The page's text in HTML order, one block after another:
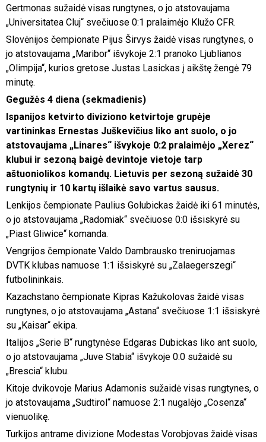
Gertmonas sužaidė visas rungtynes, o jo atstovaujama
„Universitatea Cluj“ svečiuose 0:1 pralaimėjo Klužo CFR.
Slovėnijos čempionate Pijus Širvys žaidė visas rungtynes, o
jo atstovaujama „Maribor“ išvykoje 2:1 pranoko Ljublianos
„Olimpija“, kurios gretose Justas Lasickas į aikštę žengė 79
minutę.
Gegužės 4 diena (sekmadienis)
Ispanijos ketvirto diviziono ketvirtoje grupėje
vartininkas Ernestas Juškevičius liko ant suolo, o jo
atstovaujama „Linares“ išvykoje 0:2 pralaimėjo „Xerez“
klubui ir sezoną baigė devintoje vietoje tarp
aštuoniolikos komandų. Lietuvis per sezoną sužaidė 30
rungtynių ir 10 kartų išlaikė savo vartus sausus.
Lenkijos čempionate Paulius Golubickas žaidė iki 61 minutės,
o jo atstovaujama „Radomiak“ svečiuose 0:0 išsiskyrė su
„Piast Gliwice“ komanda.
Vengrijos čempionate Valdo Dambrausko treniruojamas
DVTK klubas namuose 1:1 išsiskyrė su „Zalaegerszegi“
futbolininkais.
Kazachstano čempionate Kipras Kažukolovas žaidė visas
rungtynes, o jo atstovaujama „Astana“ svečiuose 1:1 išsiskyrė
su „Kaisar“ ekipa.
Italijos „Serie B“ rungtynėse Edgaras Dubickas liko ant suolo,
o jo atstovaujama „Juve Stabia“ išvykoje 0:0 sužaidė su
„Brescia“ klubu.
Kitoje dvikovoje Marius Adamonis sužaidė visas rungtynes, o
jo atstovaujama „Sudtirol“ namuose 2:1 nugalėjo „Cosenza“
vienuolikę.
Turkijos antrame divizione Modestas Vorobjovas žaidė visas